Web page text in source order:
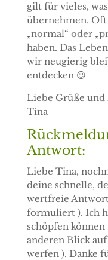
gilt für vieles,
übernehmen. Oft
„normal“ oder
haben. Das
wir neugierig
entdecken 😉
Liebe Grüße
Tina
Antwort:
Liebe Tina,
deine schnelle,
wertfreie
formuliert ). Ich
schöpfen
anderen Blick
werfen ). Danke